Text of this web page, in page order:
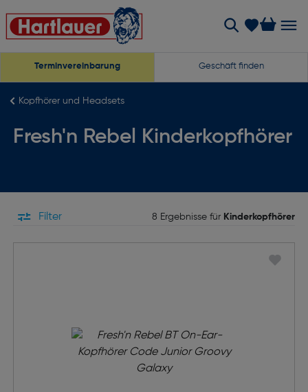
Terminvereinbarung Geschäft finden
Kopfhörer und Headsets
Fresh'n Rebel Kinderkopfhörer
Filter 8 Ergebnisse für Kinderkopfhörer